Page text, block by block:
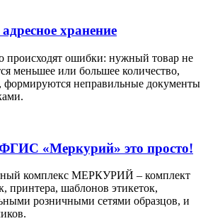
хранение
происходят ошибки: нужный товар не
меньшее или большее количество,
формируются неправильные документы
«Меркурий» это просто!
комплекс МЕРКУРИЙ – комплект
принтера, шаблонов этикеток,
розничными сетями образцов, и